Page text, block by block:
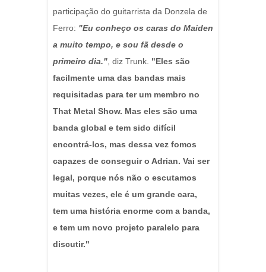
participação do guitarrista da Donzela de
Ferro: "Eu conheço os caras do Maiden
a muito tempo, e sou fã desde o
primeiro dia." , diz Trunk. "Eles são
facilmente uma das bandas mais
requisitadas para ter um membro no
That Metal Show. Mas eles são uma
banda global e tem sido difícil
encontrá-los, mas dessa vez fomos
capazes de conseguir o Adrian. Vai ser
legal, porque nós não o escutamos
muitas vezes, ele é um grande cara,
tem uma história enorme com a banda,
e tem um novo projeto paralelo para
discutir."